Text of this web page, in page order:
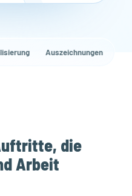
Auszeichnungen
die
Arbeit